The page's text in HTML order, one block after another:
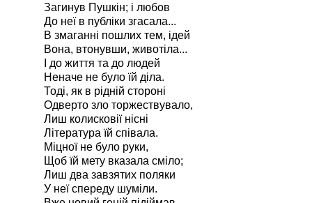
Загинув Пушкін; і любов
До неї в публіки згасала...
В змаганні пошлих тем, ідей
Вона, втонувши, животіла...
І до життя та до людей
Неначе не було їй діла.
Тоді, як в рідній стороні
Одверто зло торжествувало,
Лиш колисковії нісні
Література їй співала.
Міцної не було руки,
Щоб їй мету вказала сміло;
Лиш два завзятих поляки
У неї спереду шуміли.